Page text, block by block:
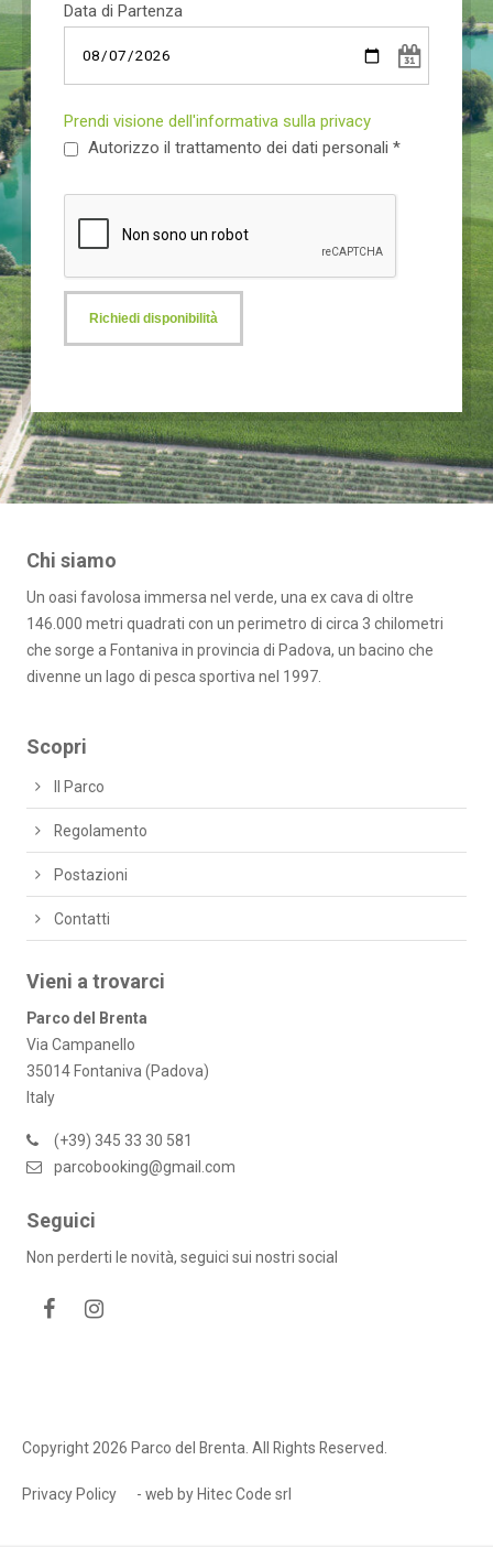
Data di Partenza
Prendi visione dell'informativa sulla privacy
Autorizzo il trattamento dei dati personali *
Richiedi disponibilità
Chi siamo
Un oasi favolosa immersa nel verde, una ex cava di oltre
146.000 metri quadrati con un perimetro di circa 3 chilometri
che sorge a Fontaniva in provincia di Padova, un bacino che
divenne un lago di pesca sportiva nel 1997.
Scopri
Il Parco
Regolamento
Postazioni
Contatti
Vieni a trovarci
Parco del Brenta
Via Campanello
35014 Fontaniva (Padova)
Italy
(+39) 345 33 30 581
parcobooking@gmail.com
Seguici
Non perderti le novità, seguici sui nostri social
Copyright 2026 Parco del Brenta. All Rights Reserved.
Privacy Policy - web byHitec Code srl